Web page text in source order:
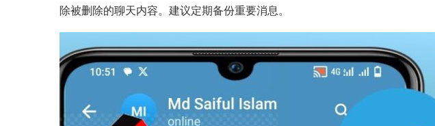
除被删除的聊天内容。建议定期备份重要消息。